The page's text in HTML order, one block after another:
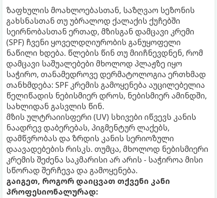
ზაფხულის მოახლოებასთან, საზღვაო სეზონის
გახსნასთან თუ უბრალოდ ქალაქის ქუჩებში
სეირნობასთან ერთად, მზისგან დამცავი კრემი
(SPF) ჩვენი ყოველდღიურობის განუყოფელი
ნაწილი ხდება. წლების წინ თუ მიიჩნევდნენ, რომ
დამცავი საშუალებები მხოლოდ პლაჟზე იყო
საჭირო, თანამედროვე დერმატოლოგია ერთხმად
თანხმდება: SPF კრემის გამოყენება აუცილებელია
წელიწადის ნებისმიერ დროს, ნებისმიერ ამინდში,
სახლიდან გასვლის წინ.
მზის ულტრაიისფერი (UV) სხივები იწვევს კანის
ნაადრევ დაბერებას, პიგმენტურ ლაქებს,
დამწვრობას და ზრდის კანის სერიოზული
დაავადებების რისკს. თუმცა, მხოლოდ ნებისმიერი
კრემის შეძენა საკმარისი არ არის - საჭიროა მისი
სწორად შერჩევა და გამოყენება.
გაიგეთ, როგორ დაიცვათ თქვენი კანი
პროფესიონალურად: